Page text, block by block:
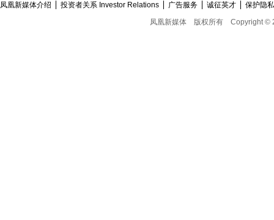
凤凰新媒体介绍 投资者关系 Investor Relations 广告服务 诚征英才
保护隐
凤凰新媒体
版权所有 Copyright ©